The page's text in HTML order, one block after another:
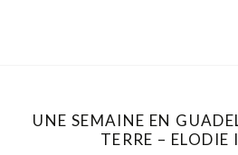
UNE SEMAINE EN
TERRE – ELODIE